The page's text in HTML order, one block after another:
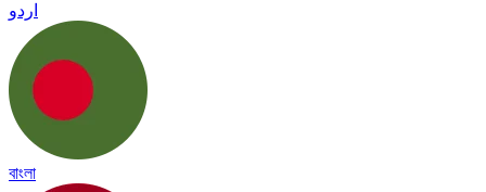
اردو
বাংলা